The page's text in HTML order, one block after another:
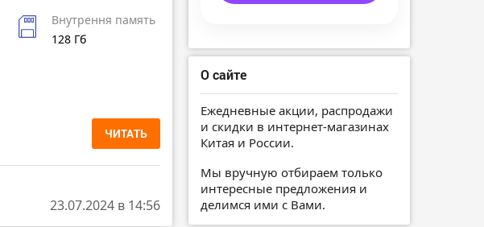
Внутрення память
128 Гб
ЧИТАТЬ
23.07.2024 в 14:56
О сайте
Ежедневные акции, распродажи
и скидки в интернет-магазинах
Китая и России.
Мы вручную отбираем только
интересные предложения и
делимся ими с Вами.